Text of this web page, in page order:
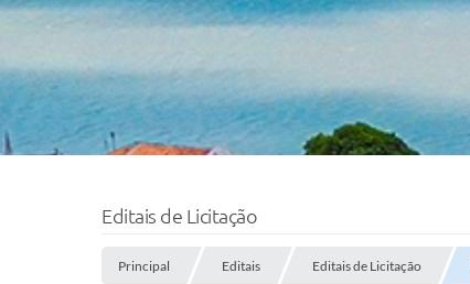
Editais de Licitação
Principal Editais Editais de Licitação